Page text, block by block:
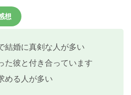
想
結婚に真剣な人が多い
た彼と付き合っています
める人が多い